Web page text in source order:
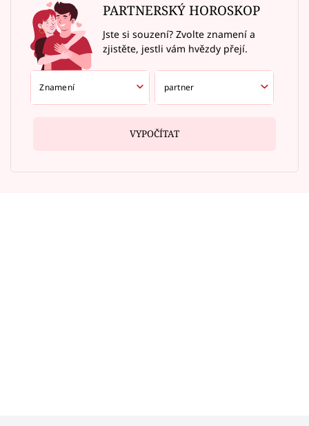
PARTNERSKÝ HOROSKOP
Jste si souzení? Zvolte znamení a
zjistěte, jestli vám hvězdy přejí.
VYPOČÍTAT